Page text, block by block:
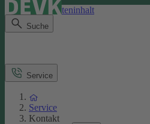
Direkt zum Seiteninhalt
Suche
Service
Service
Kontakt